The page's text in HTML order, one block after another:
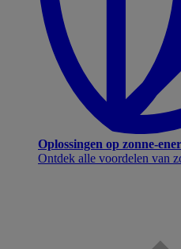
Oplossingen op zonne-
Ontdek alle voordelen van